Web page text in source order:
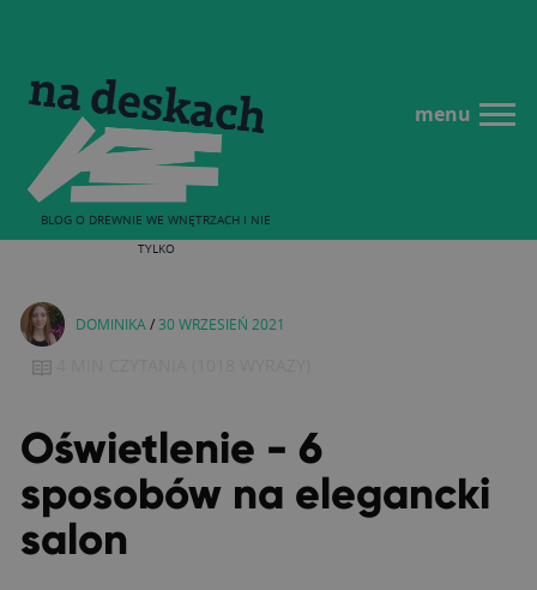
BLOG O DREWNIE WE WNĘTRZACH I NIE
TYLKO
menu
DOMINIKA /30 WRZESIEŃ 2021
Oświetlenie - 6
sposobów na elegancki
salon